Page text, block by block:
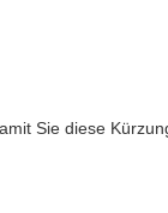
Sie diese